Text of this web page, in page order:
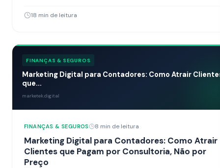
18 min de leitura
FINANÇAS & SEGUROS
Marketing Digital para Contadores: Como Atrair
que...
marketek.digital
FINANÇAS & SEGUROS 8 min de leitura
Marketing Digital para Contadores: Como Atrair
Clientes que Pagam por Consultoria, Não por
Preço